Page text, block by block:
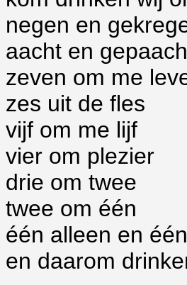
negen en
aacht en
zeven om me
zes uit de fles
vijf om me lijf
vier om plezier
drie om twee
twee om één
één alleen en
en daarom